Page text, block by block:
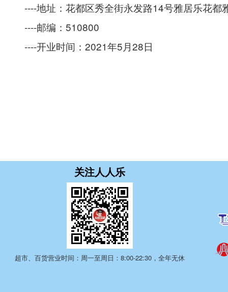
----地址：花都区秀全街永发路14号雅居乐花都
----邮编：510800
----开业时间：2021年5月28日
关注人人乐
超市、百货营业时间：周一至周日：8:00-22:30，全年无休